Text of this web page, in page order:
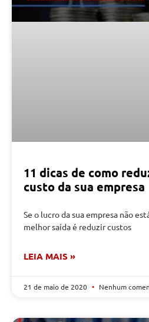
11 dicas de como
custo da sua empresa
Se o lucro da sua empresa não
melhor saída é reduzir custos
LEIA MAIS »
21 de maio de 2020 Nenhum